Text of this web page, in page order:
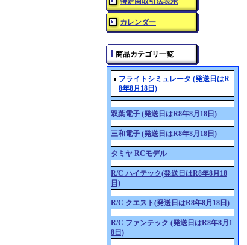
カレンダー
商品カテゴリ一覧
フライトシミュレータ (発送日はR
8年8月18日)
双葉電子 (発送日はR8年8月18日)
三和電子 (発送日はR8年8月18日)
タミヤ RCモデル
R/C ハイテック(発送日はR8年8月18
日)
R/C クエスト(発送日はR8年8月18日)
R/C ファンテック (発送日はR8年8月1
8日)